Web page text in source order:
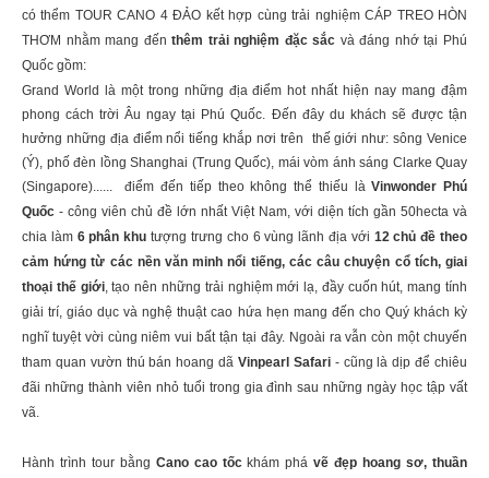
có thểm TOUR CANO 4 ĐẢO kết hợp cùng trải nghiệm CÁP TREO HÒN
THƠM nhằm mang đếnthêm trải nghiệm đặc sắc và đáng nhớ tại Phú
Quốc gồm:
Grand World là một trong những địa điểm hot nhất hiện nay mang đậm
phong cách trời Âu ngay tại Phú Quốc. Đến đây du khách sẽ được tận
hưởng những địa điểm nổi tiếng khắp nơi trên thế giới như: sông Venice
(Ý), phố đèn lồng Shanghai (Trung Quốc), mái vòm ánh sáng Clarke Quay
(Singapore)...... điểm đến tiếp theo không thể thiếu làVinwonder Phú
Quốc - công viên chủ đề lớn nhất Việt Nam, với diện tích gần 50hecta và
chia làm 6 phân khu tượng trưng cho 6 vùng lãnh địa với 12 chủ đề theo
cảm hứng từ các nền văn minh nổi tiếng, các câu chuyện cổ tích, giai
thoại thế giới, tạo nên những trải nghiệm mới lạ, đầy cuốn hút, mang tính
giải trí, giáo dục và nghệ thuật cao hứa hẹn mang đến cho Quý khách kỳ
nghĩ tuyệt vời cùng niêm vui bất tận tại đây. Ngoài ra vẫn còn một chuyến
tham quan vườn thú bán hoang dã Vinpearl Safari- cũng là dịp để chiêu
đãi những thành viên nhỏ tuổi trong gia đình sau những ngày học tập vất
vã.
Hành trình tour bằng Cano cao tốckhám phávẽ đẹp hoang sơ, thuần